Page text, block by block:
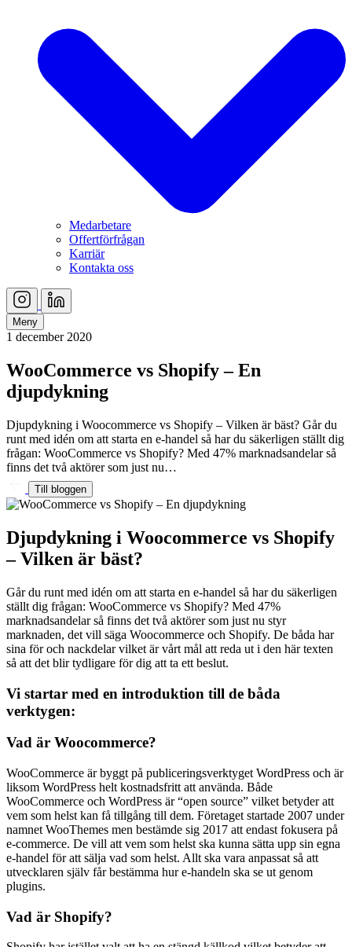
Medarbetare
Offertförfrågan
Karriär
Kontakta oss
Meny
1 december 2020
WooCommerce vs Shopify – En
djupdykning
Djupdykning i Woocommerce vs Shopify – Vilken är bäst? Går du
runt med idén om att starta en e-handel så har du säkerligen ställt dig
frågan: WooCommerce vs Shopify? Med 47% marknadsandelar så
finns det två aktörer som just nu…
Till bloggen
Djupdykning i Woocommerce vs Shopify
– Vilken är bäst?
Går du runt med idén om att starta en e-handel så har du säkerligen
ställt dig frågan: WooCommerce vs Shopify? Med 47%
marknadsandelar så finns det två aktörer som just nu styr
marknaden, det vill säga Woocommerce och Shopify. De båda har
sina för och nackdelar vilket är vårt mål att reda ut i den här texten
så att det blir tydligare för dig att ta ett beslut.
Vi startar med en introduktion till de båda
verktygen:
Vad är Woocommerce?
WooCommerce är byggt på publiceringsverktyget WordPress och är
liksom WordPress helt kostnadsfritt att använda. Både
WooCommerce och WordPress är “open source” vilket betyder att
vem som helst kan få tillgång till dem. Företaget startade 2007 under
namnet WooThemes men bestämde sig 2017 att endast fokusera på
e-commerce. De vill att vem som helst ska kunna sätta upp sin egna
e-handel för att sälja vad som helst. Allt ska vara anpassat så att
utvecklaren själv får bestämma hur e-handeln ska se ut genom
plugins.
Vad är Shopify?